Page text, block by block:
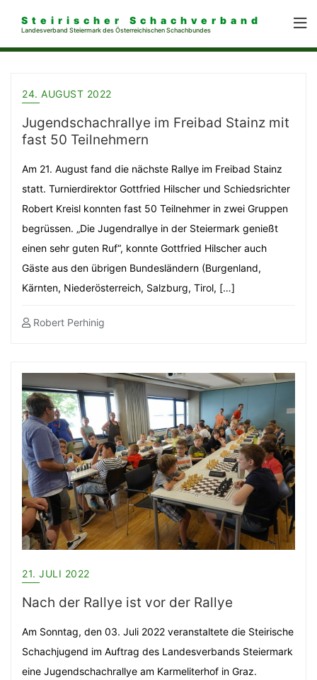
Steirischer Schachverband
Landesverband Steiermark des Österreichischen Schachbundes
24. AUGUST 2022
Jugendschachrallye im Freibad Stainz mit
fast 50 Teilnehmern
Am 21. August fand die nächste Rallye im Freibad Stainz
statt. Turnierdirektor Gottfried Hilscher und Schiedsrichter
Robert Kreisl konnten fast 50 Teilnehmer in zwei Gruppen
begrüssen. „Die Jugendrallye in der Steiermark genießt
einen sehr guten Ruf“, konnte Gottfried Hilscher auch
Gäste aus den übrigen Bundesländern (Burgenland,
Kärnten, Niederösterreich, Salzburg, Tirol, […]
Robert Perhinig
21. JULI 2022
Nach der Rallye ist vor der Rallye
Am Sonntag, den 03. Juli 2022 veranstaltete die Steirische
Schachjugend im Auftrag des Landesverbands Steiermark
eine Jugendschachrallye am Karmeliterhof in Graz.